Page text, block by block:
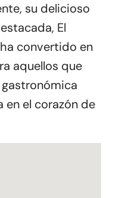
su delicioso
El
convertido en
aquellos que
el corazón de